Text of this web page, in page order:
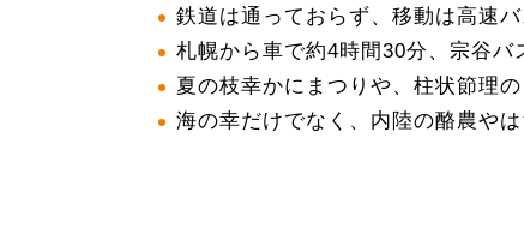
鉄道は通っておらず、移動は高速
札幌から車で約4時間30分、宗谷バ
夏の枝幸かにまつりや、柱状節理
海の幸だけでなく、内陸の酪農や